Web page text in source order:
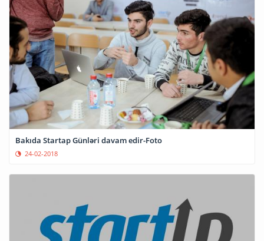
Bakıda Startap Günləri davam edir-Foto
24-02-2018